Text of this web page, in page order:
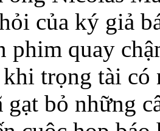
của ký giả
phim quay
trọng tài
gạt bỏ những